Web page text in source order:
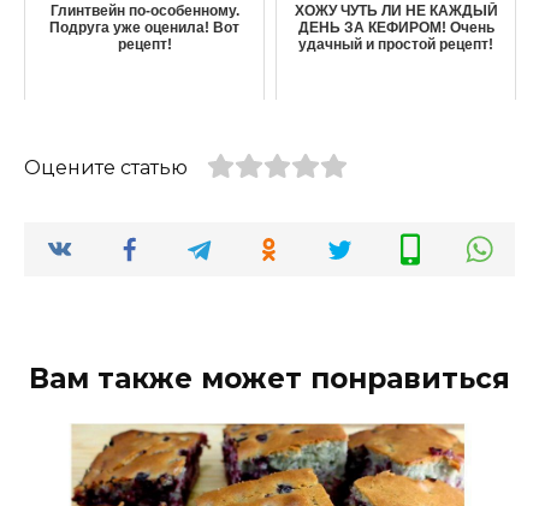
Глинтвейн по-особенному.
Подруга уже оценила! Вот
рецепт!
ХОЖУ ЧУТЬ ЛИ НЕ КАЖДЫЙ
ДЕНЬ ЗА КЕФИРОМ! Очень
удачный и простой рецепт!
Оцените статью
Вам также может понравиться